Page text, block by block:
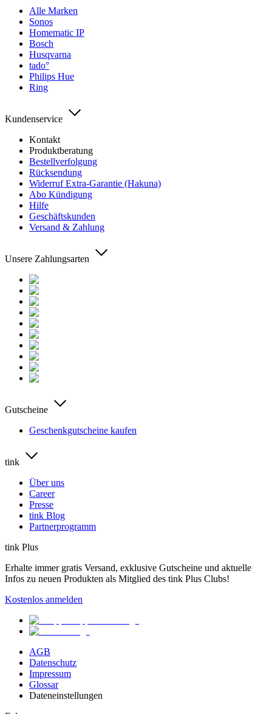
Alle Marken
Sonos
Homematic IP
Bosch
Husqvarna
tado°
Philips Hue
Ring
Kundenservice
Kontakt
Produktberatung
Bestellverfolgung
Rücksendung
Widerruf Extra-Garantie (Hakuna)
Abo Kündigung
Hilfe
Geschäftskunden
Versand & Zahlung
Unsere Zahlungsarten
Gutscheine
Geschenkgutscheine kaufen
tink
Über uns
Career
Presse
tink Blog
Partnerprogramm
tink Plus
Erhalte immer gratis Versand, exklusive Gutscheine und aktuelle
Infos zu neuen Produkten als Mitglied des tink Plus Clubs!
Kostenlos anmelden
AGB
Datenschutz
Impressum
Glossar
Dateneinstellungen